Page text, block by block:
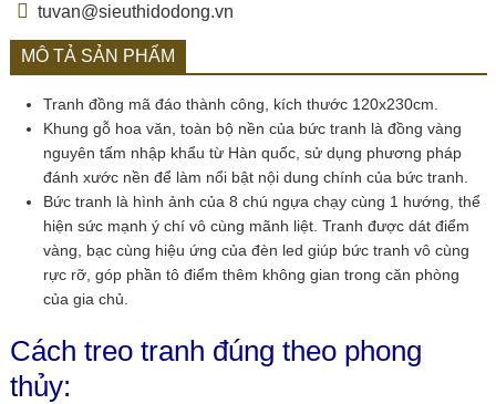
tuvan@sieuthidodong.vn
MÔ TẢ SẢN PHẨM
Tranh đồng mã đáo thành công, kích thước 120x230cm.
Khung gỗ hoa văn, toàn bộ nền của bức tranh là đồng vàng
nguyên tấm nhập khẩu từ Hàn quốc, sử dụng phương pháp
đánh xước nền để làm nổi bật nội dung chính của bức tranh.
Bức tranh là hình ảnh của 8 chú ngựa chạy cùng 1 hướng, thể
hiện sức mạnh ý chí vô cùng mãnh liệt. Tranh được dát điểm
vàng, bạc cùng hiệu ứng của đèn led giúp bức tranh vô cùng
rực rỡ, góp phần tô điểm thêm không gian trong căn phòng
của gia chủ.
Cách treo tranh đúng theo phong
thủy: